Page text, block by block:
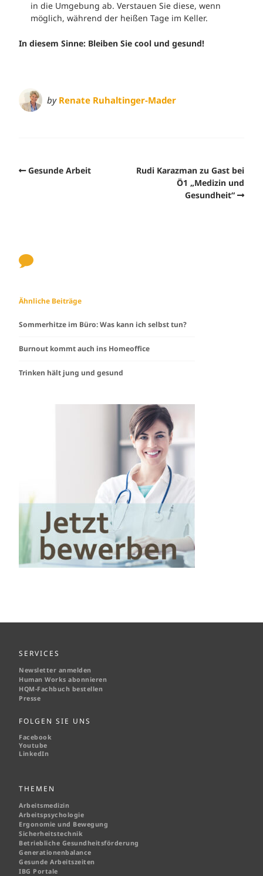
in die Umgebung ab. Verstauen Sie diese, wenn
möglich, während der heißen Tage im Keller.
In diesem Sinne: Bleiben Sie cool und gesund!
by Renate Ruhaltinger-Mader
Gesunde Arbeit
Rudi Karazman zu Gast bei
Ö1 „Medizin und
Gesundheit“
Ähnliche Beiträge
Sommerhitze im Büro: Was kann ich selbst tun?
Burnout kommt auch ins Homeoffice
Trinken hält jung und gesund
SERVICES
Newsletter anmelden
Human Works abonnieren
HQM-Fachbuch bestellen
Presse
FOLGEN SIE UNS
Facebook
Youtube
LinkedIn
THEMEN
Arbeitsmedizin
Arbeitspsychologie
Ergonomie und Bewegung
Sicherheitstechnik
Betriebliche Gesundheitsförderung
Generationenbalance
Gesunde Arbeitszeiten
IBG Portale